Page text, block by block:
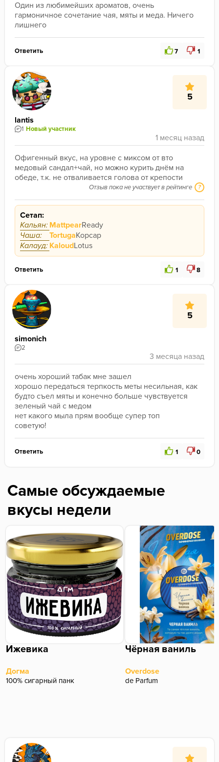
Один из любимейших ароматов, очень
гармоничное сочетание чая, мяты и меда. Ничего
лишнего
Ответить 7 1
5
lantis
1 Новый участник
Офигенный вкус, на уровне с миксом от вто
медовый сандал+чай, но можно курить днём на
обеде, т.к. не отваливается голова от крепости
Отзыв пока не участвует в рейтинге ?
Сетап:
Кальян: MattpearReady
Чаша:
TortugaКорсар
Калауд: KaloudLotus
Ответить 1 8
5
simonich
2
очень хороший табак мне зашел
хорошо передаться терпкость меты несильная, как
будто съел мяты и конечно больше чувствуется
зеленый чай с медом
нет какого мыла прям вообще супер топ
советую!
Ответить 1 0
Самые обсуждаемые
вкусы недели
Ижевика
Догма
100% сигарный панк
Чёрная ваниль
Overdose
de Parfum